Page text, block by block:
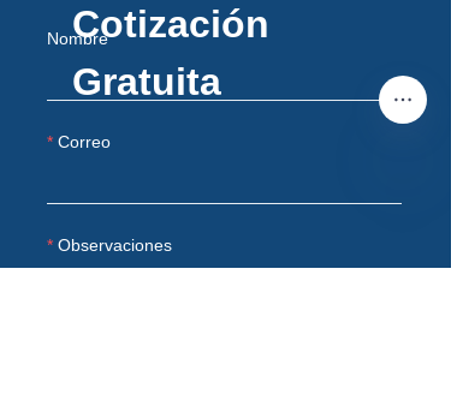
Nombre
Correo
Observaciones
Cotización
Gratuita